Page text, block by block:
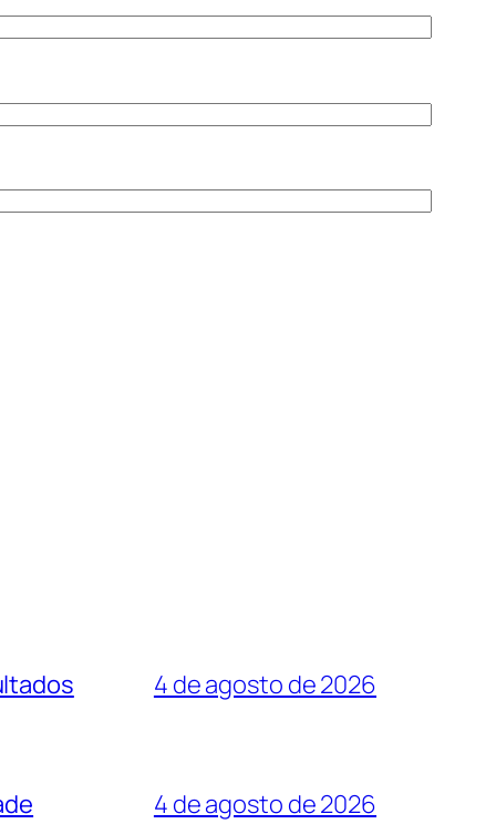
4 de agosto de 2026
4 de agosto de 2026